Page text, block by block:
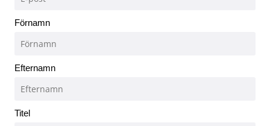
Förnamn
Efternamn
Titel